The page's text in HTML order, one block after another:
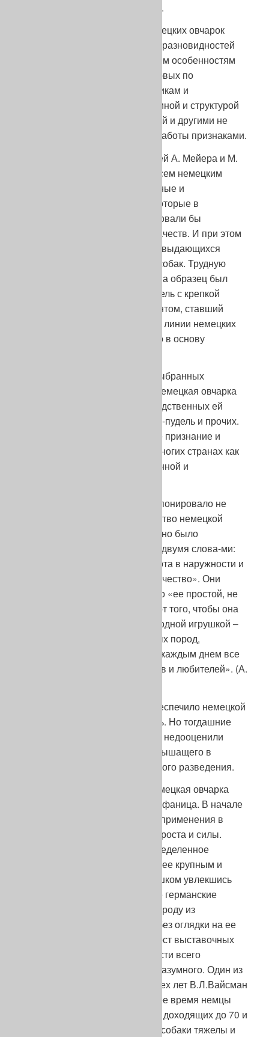
млат, дробя стекло, кует булат».
К концу XIX века поголовье немецких овчарок
представляло собой несколько разновидностей
собак, близких по анатомическим особенностям
сложения, практически одинаковых по
пользовательским характеристикам и
отличавшихся друг от друга длиной и структурой
шерсти, окрасами, формой ушей и другими не
слишком существенными для работы признаками.
Главной зоотехнической задачей А. Мейера и М.
ф. Штефаница было придать всем немецким
овчаркам тот вид, те экстерьерные и
конституциональные формы, которые в
наивысшей степени способствовали бы
проявлению лучших рабочих качеств. И при этом
нельзя было ничего потерять в выдающихся
природных способностях этих собак. Трудную
задачу они решили блестяще. За образец был
взят волкообразный серый кобель с крепкой
психикой и буйным темпераментом, ставший
основателем первой заводской линии немецких
овчарок. Его же описание легло в основу
С закреплением в поголовье выбранных
стандартом статей сложения, немецкая овчарка
окончательно отложилась от родственных ей
пород, таких как ховаварт, шаф-пудель и прочих.
Вскоре порода обрела широкое признание и
быстро распространилась во многих странах как
наиболее подходящая для военной и
Любителям собак в те поры импонировало не
внешнее, но внутреннее богатство немецкой
овчарки, сущность которой можно было
«охарактеризовать всего лишь двумя слова-ми:
простота и прилежание. Простота в наружности и
прилежание как основное ее качество». Они
прекраснодушно надеялись, что «ее простой, не
декоративный вид охранит ее от того, чтобы она
сделалась скоропреходящей модной игрушкой –
участь многих модных кра-сивых пород,
прилежание же обеспечит ей с каждым днем все
возрастающий круг поклонников и любителей». (А.
Прилежание на самом деле обеспечило немецкой
овчарке бешеную популярность. Но тогдашние
любители породы определенно недооценили
разрушительную силу моды и дышащего в
затылок последней коммерческого разведения.
Первые «выкрутасы» моды немецкая овчарка
претерпела еще при жизни Штефаница. В начале
века породе для успешного ее применения в
служебных целях недоставало роста и силы.
Естественно, на выставках определенное
предпочтение оказывалось более крупным и
массивным особям. И вот, слишком увлекшись
впечатляющими габаритами, те германские
любители, что разводили эту породу из
соображений конъюнктурных, без оглядки на ее
работопригодность, выгнали рост выставочных
лидеров, а затем и большей части всего
поголовья далеко за пределы разумного. Один из
ведущих советских кинологов тех лет В.Л.Вайсман
писал об этом так: «В настоящее время немцы
культивируют крупных овчарок, доходящих до 70 и
более сантиметров. Подобные собаки тяжелы и